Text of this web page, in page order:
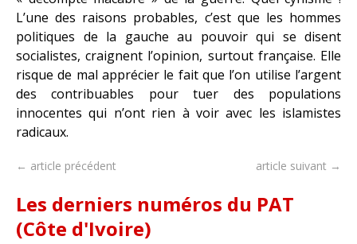
L’une des raisons probables, c’est que les hommes
politiques de la gauche au pouvoir qui se disent
socialistes, craignent l’opinion, surtout française. Elle
risque de mal apprécier le fait que l’on utilise l’argent
des contribuables pour tuer des populations
innocentes qui n’ont rien à voir avec les islamistes
radicaux.
← article précédent article suivant →
Les derniers numéros du PAT
(Côte d'Ivoire)